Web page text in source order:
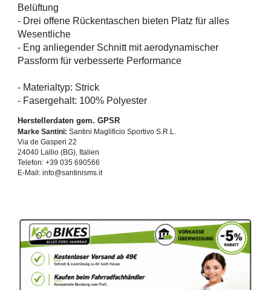
Belüftung
- Drei offene Rückentaschen bieten Platz für alles
Wesentliche
- Eng anliegender Schnitt mit aerodynamischer
Passform für verbesserte Performance
- Materialtyp: Strick
- Fasergehalt: 100% Polyester
Herstellerdaten gem. GPSR
Marke Santini: Santini Maglificio Sportivo S.R.L.
Via de Gasperi 22
24040 Lallio (BG), Italien
Telefon: +39 035 690566
E-Mail: info@santinisms.it